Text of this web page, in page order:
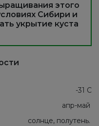
этого
Сибири и
укрытие куста
-31 С
апр-май
солнце, полутень.